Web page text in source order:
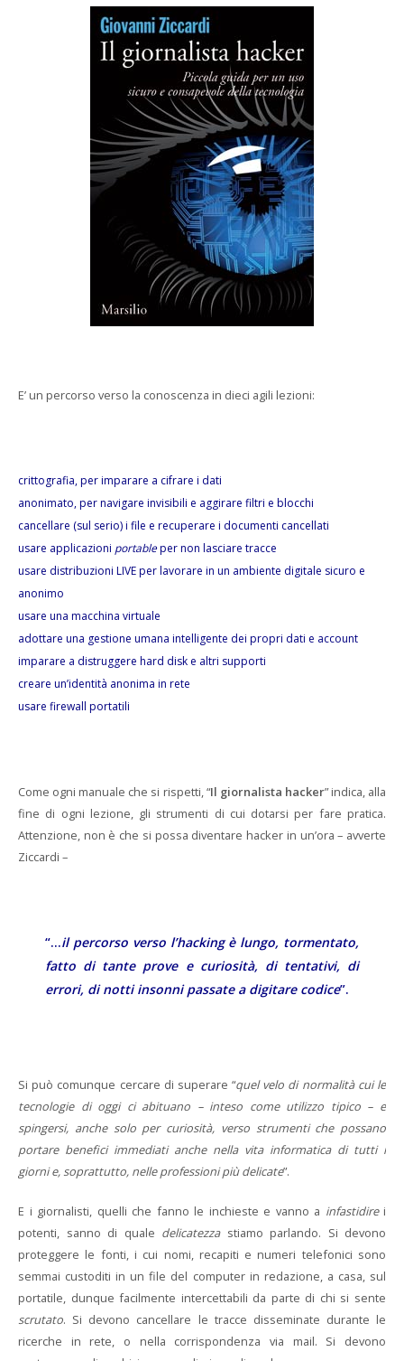
E’ un percorso verso la conoscenza in dieci agili lezioni:
crittografia, per imparare a cifrare i dati
anonimato, per navigare invisibili e aggirare filtri e blocchi
cancellare (sul serio) i file e recuperare i documenti cancellati
usare applicazioni portableper non lasciare tracce
usare distribuzioni LIVE per lavorare in un ambiente digitale sicuro e
anonimo
usare una macchina virtuale
adottare una gestione umana intelligente dei propri dati e account
imparare a distruggere hard disk e altri supporti
creare un’identità anonima in rete
usare firewall portatili
Come ogni manuale che si rispetti, “Il giornalista hacker” indica, alla
fine di ogni lezione, gli strumenti di cui dotarsi per fare pratica.
Attenzione, non è che si possa diventare hacker in un’ora – avverte
Ziccardi –
“…il percorso verso l’hacking è lungo, tormentato,
fatto di tante prove e curiosità, di tentativi, di
errori, di notti insonni passate a digitare codice”.
Si può comunque cercare di superare “quel velo di normalità cui le
tecnologie di oggi ci abituano – inteso come utilizzo tipico – e
spingersi, anche solo per curiosità, verso strumenti che possano
portare benefici immediati anche nella vita informatica di tutti i
giorni e, soprattutto, nelle professioni più delicate”.
E i giornalisti, quelli che fanno le inchieste e vanno a infastidirei
potenti, sanno di quale delicatezzastiamo parlando. Si devono
proteggere le fonti, i cui nomi, recapiti e numeri telefonici sono
semmai custoditi in un file del computer in redazione, a casa, sul
portatile, dunque facilmente intercettabili da parte di chi si sente
scrutato. Si devono cancellare le tracce disseminate durante le
ricerche in rete, o nella corrispondenza via mail. Si devono